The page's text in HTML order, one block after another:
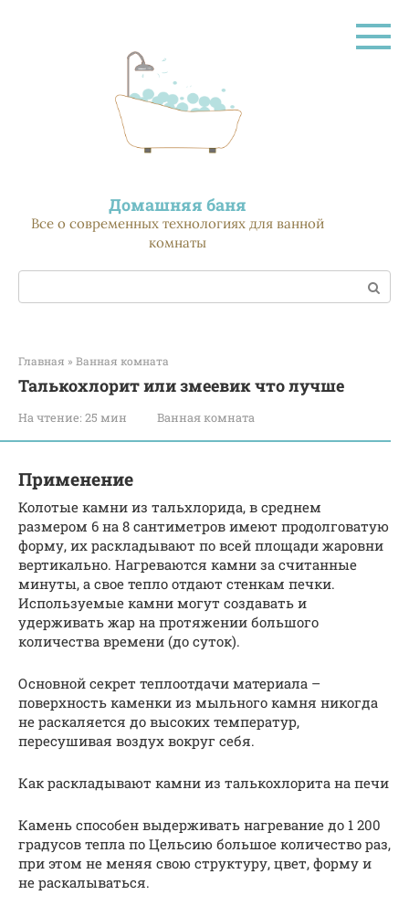
Домашняя баня
Все о современных технологиях для ванной
комнаты
Поиск:
Главная » Ванная комната
Талькохлорит или змеевик что лучше
На чтение: 25 мин Ванная комната
Применение
Колотые камни из тальхлорида, в среднем
размером 6 на 8 сантиметров имеют продолговатую
форму, их раскладывают по всей площади жаровни
вертикально. Нагреваются камни за считанные
минуты, а свое тепло отдают стенкам печки.
Используемые камни могут создавать и
удерживать жар на протяжении большого
количества времени (до суток).
Основной секрет теплоотдачи материала –
поверхность каменки из мыльного камня никогда
не раскаляется до высоких температур,
пересушивая воздух вокруг себя.
Как раскладывают камни из талькохлорита на печи
Камень способен выдерживать нагревание до 1 200
градусов тепла по Цельсию большое количество раз,
при этом не меняя свою структуру, цвет, форму и
не раскалываться.